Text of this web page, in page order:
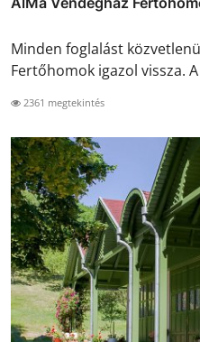
Minden foglalást
Fertőhomok igazol vissza.
2361 megtekintés